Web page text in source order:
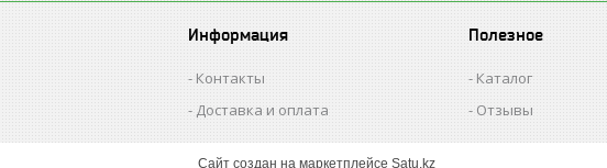
Информация
Контакты
Доставка и оплата
Полезное
Каталог
Отзывы
Сайт создан на маркетплейсе Satu.kz